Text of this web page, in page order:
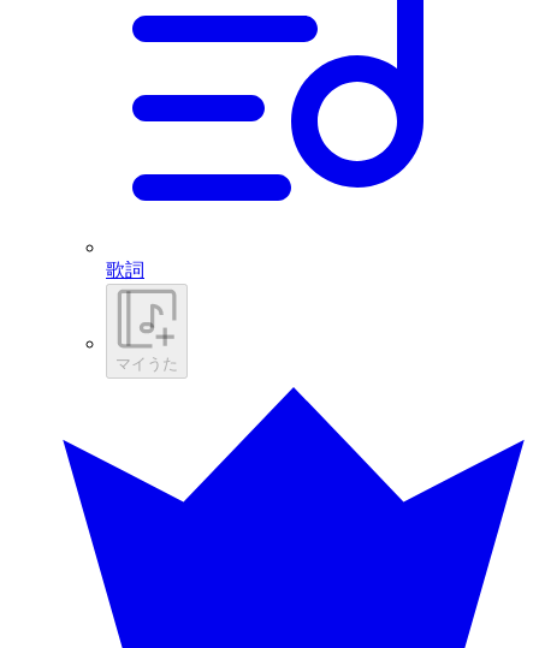
歌詞
マイうた